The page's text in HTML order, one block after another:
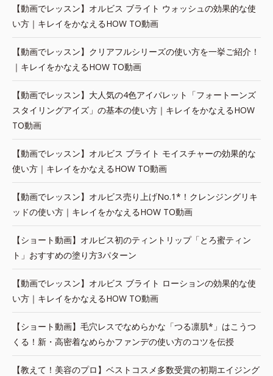
【動画でレッスン】オルビス ブライト ウォッシュの効果的な使
い方｜キレイをかなえるHOW TO動画
【動画でレッスン】クリアフルシリーズの使い方を一挙ご紹介！
｜キレイをかなえるHOW TO動画
【動画でレッスン】大人気の4色アイパレット「フォートーンズ
スタイリングアイズ」の基本の使い方｜キレイをかなえるHOW
TO動画
【動画でレッスン】オルビス ブライト モイスチャーの効果的な
使い方｜キレイをかなえるHOW TO動画
【動画でレッスン】オルビス売り上げNo.1*！クレンジングリキ
ッドの使い方｜キレイをかなえるHOW TO動画
【ショート動画】オルビス初のティントリップ「とろ蜜ティン
ト」おすすめの塗り方3パターン
【動画でレッスン】オルビス ブライト ローションの効果的な使
い方｜キレイをかなえるHOW TO動画
【ショート動画】毛穴レスでなめらかな「つる凛肌*」はこうつ
くる！新・高密着なめらかファンデの使い方のコツを伝授
【教えて！美容のプロ】ベストコスメ多数受賞の初期エイジング